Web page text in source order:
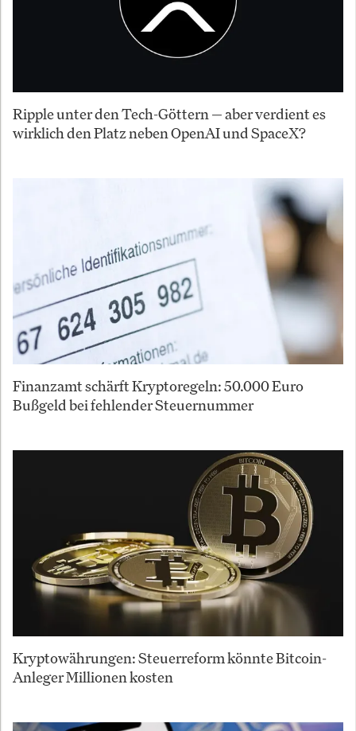
Ripple unter den Tech-Göttern — aber verdient es
wirklich den Platz neben OpenAI und SpaceX?
Finanzamt schärft Kryptoregeln: 50.000 Euro
Bußgeld bei fehlender Steuernummer
Kryptowährungen: Steuerreform könnte Bitcoin-
Anleger Millionen kosten